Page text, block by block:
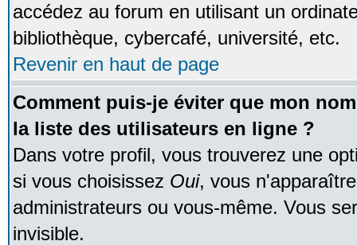
accédez au forum en utilisant un
bibliothèque, cybercafé, université, etc.
Revenir en haut de page
Comment puis-je éviter que mon
la liste des utilisateurs en ligne ?
Dans votre profil, vous trouverez une
si vous choisissez Oui, vous
administrateurs ou vous-même. Vous
invisible.